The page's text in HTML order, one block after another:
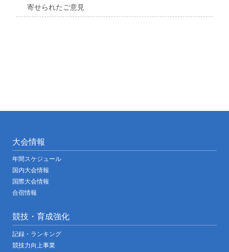
寄せられたご意見
大会情報
年間スケジュール
国内大会情報
国際大会情報
合宿情報
競技・育成強化
記録・ランキング
競技力向上事業